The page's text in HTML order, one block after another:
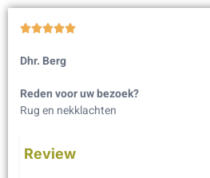

Dhr. Berg
Reden voor uw bezoek?
Rug en nekklachten
Review